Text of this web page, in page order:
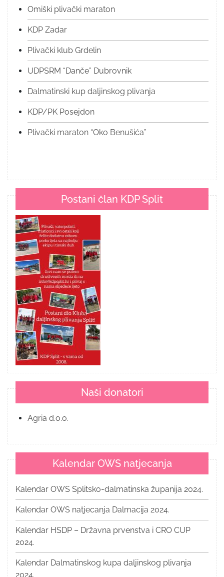
Omiški plivački maraton
KDP Zadar
Plivački klub Grdelin
UDPSRM “Danče” Dubrovnik
Dalmatinski kup daljinskog plivanja
KDP/PK Posejdon
Plivački maraton “Oko Benušića”
Postani član KDP Split
Naši donatori
Agria d.o.o.
Kalendar OWS natjecanja
Kalendar OWS Splitsko-dalmatinska županija 2024.
Kalendar OWS natjecanja Dalmacija 2024.
Kalendar HSDP – Državna prvenstva i CRO CUP
2024.
Kalendar Dalmatinskog kupa daljinskog plivanja
2024.